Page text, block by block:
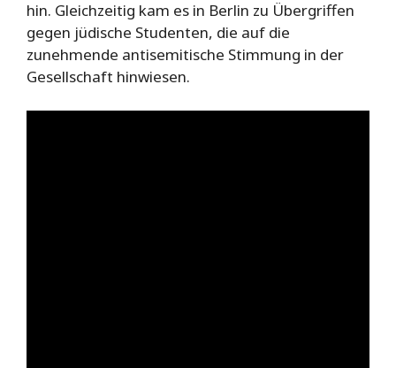
hin. Gleichzeitig kam es in Berlin zu Übergriffen
gegen jüdische Studenten, die auf die
zunehmende antisemitische Stimmung in der
Gesellschaft hinwiesen.